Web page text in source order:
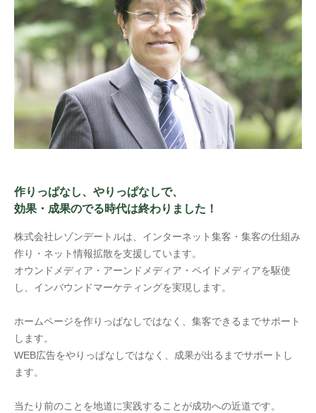
作りっぱなし、やりっぱなしで、
効果・成果のでる時代は終わりました！
株式会社レゾンデートルは、インターネット集客・集客の仕組み
作り・ネット情報拡散を支援しています。
オウンドメディア・アーンドメディア・ペイドメディアを駆使
し、インバウンドマーケティングを実現します。
ホームページを作りっぱなしではなく、集客できるまでサポート
します。
WEB広告をやりっぱなしではなく、成果が出るまでサポートし
ます。
当たり前のことを地道に実践することが成功への近道です。